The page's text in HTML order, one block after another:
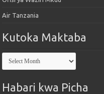
Air Tanzania
Kutoka Maktaba
Kutoka
Maktaba
Habari kwa Picha